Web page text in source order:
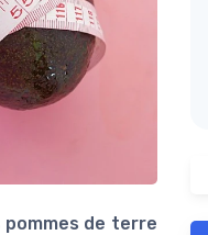
pommes de terre